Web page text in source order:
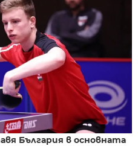
България в основната